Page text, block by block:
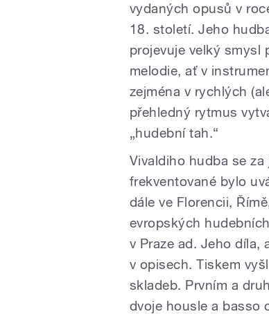
vydaných opusů v
18. století. Jeho
projevuje velký smysl
melodie, ať v
zejména v rychlých
přehledný rytmus
„hudební tah.“
Vivaldiho hudba se
frekventované bylo
dále ve Florencii,
evropských
v Praze ad. Jeho díla,
v opisech. Tiskem
skladeb. Prvním a
dvoje housle a basso